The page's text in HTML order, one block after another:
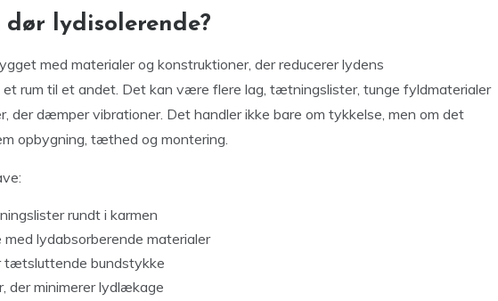
lydisolerende?
med materialer og konstruktioner, der reducerer lydens
rum til et andet. Det kan være flere lag, tætningslister, tunge fyldmaterialer
der dæmper vibrationer. Det handler ikke bare om tykkelse, men om det
opbygning, tæthed og montering.
rundt i karmen
med lydabsorberende materialer
tætsluttende bundstykke
der minimerer lydlækage